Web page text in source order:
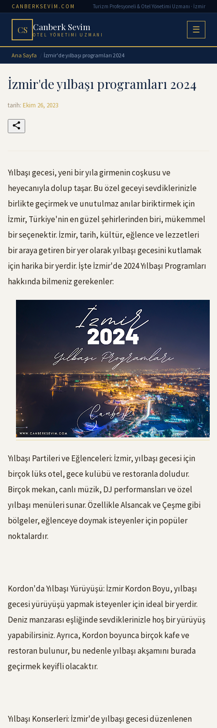
CANBERKSEVIM.COM Turizm Profesyoneli & Otel Yönetimi Uzmanı · İzmir
CS Canberk Sevim
OTEL YÖNETIMI UZMANI ☰
Ana Sayfa İzmir'de yılbaşı programları 2024
İzmir'de yılbaşı programları 2024
tarih: Ekim 26, 2023
Yılbaşı gecesi, yeni bir yıla girmenin coşkusu ve
heyecanıyla dolup taşar. Bu özel geceyi sevdiklerinizle
birlikte geçirmek ve unutulmaz anılar biriktirmek için
İzmir, Türkiye'nin en güzel şehirlerinden biri, mükemmel
bir seçenektir. İzmir, tarih, kültür, eğlence ve lezzetleri
bir araya getiren bir yer olarak yılbaşı gecesini kutlamak
için harika bir yerdir. İşte İzmir'de 2024 Yılbaşı Programları
hakkında bilmeniz gerekenler:
Yılbaşı Partileri ve Eğlenceleri: İzmir, yılbaşı gecesi için
birçok lüks otel, gece kulübü ve restoranla doludur.
Birçok mekan, canlı müzik, DJ performansları ve özel
yılbaşı menüleri sunar. Özellikle Alsancak ve Çeşme gibi
bölgeler, eğlenceye doymak isteyenler için popüler
noktalardır.
Kordon'da Yılbaşı Yürüyüşü: İzmir Kordon Boyu, yılbaşı
gecesi yürüyüşü yapmak isteyenler için ideal bir yerdir.
Deniz manzarası eşliğinde sevdiklerinizle hoş bir yürüyüş
yapabilirsiniz. Ayrıca, Kordon boyunca birçok kafe ve
restoran bulunur, bu nedenle yılbaşı akşamını burada
geçirmek keyifli olacaktır.
Yılbaşı Konserleri: İzmir'de yılbaşı gecesi düzenlenen